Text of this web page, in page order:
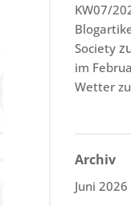
KW07/
Society
im
Wetter
Archiv
Juni 2026